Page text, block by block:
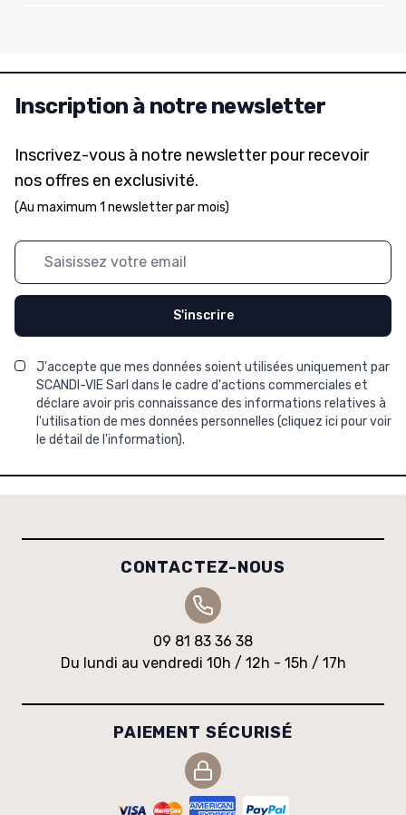
Inscription à notre newsletter
Inscrivez-vous à notre newsletter pour recevoir
nos offres en exclusivité.
(Au maximum 1 newsletter par mois)
Adresse mail
S'inscrire
J'accepte que mes données soient utilisées uniquement par
SCANDI-VIE Sarl dans le cadre d'actions commerciales et
déclare avoir pris connaissance des informations relatives à
l'utilisation de mes données personnelles (cliquez ici pour voir
le détail de l'information).
CONTACTEZ-NOUS
09 81 83 36 38
Du lundi au vendredi 10h / 12h - 15h / 17h
PAIEMENT SÉCURISÉ